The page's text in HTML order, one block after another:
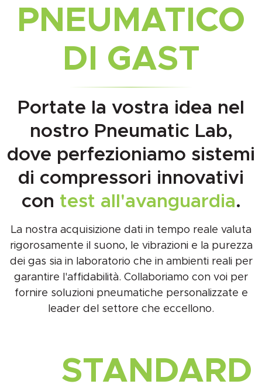
PNEUMATICO
DI GAST
Portate la vostra idea nel
nostro Pneumatic Lab,
dove perfezioniamo sistemi
di compressori innovativi
con test all'avanguardia.
La nostra acquisizione dati in tempo reale valuta
rigorosamente il suono, le vibrazioni e la purezza
dei gas sia in laboratorio che in ambienti reali per
garantire l'affidabilità. Collaboriamo con voi per
fornire soluzioni pneumatiche personalizzate e
leader del settore che eccellono.
STANDARD